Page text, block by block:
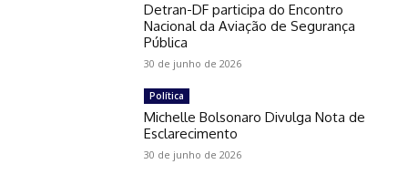
Detran-DF participa do Encontro
Nacional da Aviação de Segurança
Pública
30 de junho de 2026
Política
Michelle Bolsonaro Divulga Nota de
Esclarecimento
30 de junho de 2026